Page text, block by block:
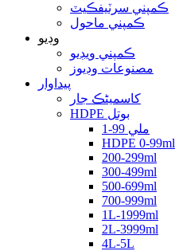
ڪمپني سرٽيفڪيٽ
ڪمپني ماحول
وڊيو
ڪمپني ويڊيو
مصنوعات وڊيوز
پيداوار
کاسمیٹڪ جار
HDPE بوتل
1-99 ملي
HDPE 0-99ml
200-299ml
300-499ml
500-699ml
700-999ml
1L-1999ml
2L-3999ml
4L-5L